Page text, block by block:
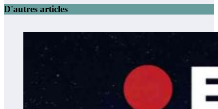
D'autres articles